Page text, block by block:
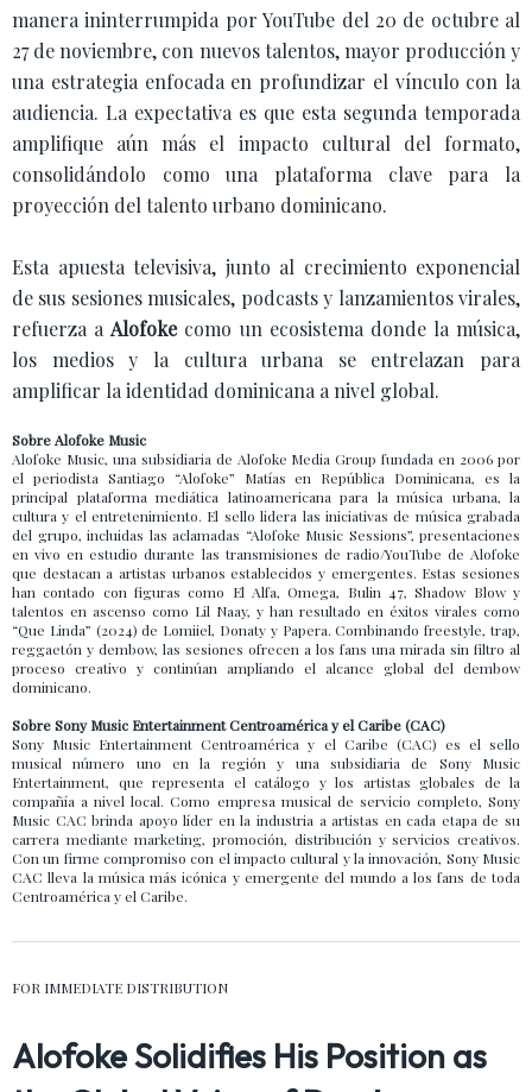
manera ininterrumpida por YouTube del 20 de octubre al
27 de noviembre, con nuevos talentos, mayor producción y
una estrategia enfocada en profundizar el vínculo con la
audiencia. La expectativa es que esta segunda temporada
amplifique aún más el impacto cultural del formato,
consolidándolo como una plataforma clave para la
proyección del talento urbano dominicano.
Esta apuesta televisiva, junto al crecimiento exponencial
de sus sesiones musicales, podcasts y lanzamientos virales,
refuerza aAlofokecomo un ecosistema donde la música,
los medios y la cultura urbana se entrelazan para
amplificar la identidad dominicana a nivel global.
Sobre Alofoke Music
Alofoke Music, una subsidiaria de Alofoke Media Group fundada en 2006 por
el periodista Santiago “Alofoke” Matías en República Dominicana, es la
principal plataforma mediática latinoamericana para la música urbana, la
cultura y el entretenimiento. El sello lidera las iniciativas de música grabada
del grupo, incluidas las aclamadas “Alofoke Music Sessions”, presentaciones
en vivo en estudio durante las transmisiones de radio/YouTube de Alofoke
que destacan a artistas urbanos establecidos y emergentes. Estas sesiones
han contado con figuras como El Alfa, Omega, Bulin 47, Shadow Blow y
talentos en ascenso como Lil Naay, y han resultado en éxitos virales como
“Que Linda” (2024) de Lomiiel, Donaty y Papera. Combinando freestyle, trap,
reggaetón y dembow, las sesiones ofrecen a los fans una mirada sin filtro al
proceso creativo y continúan ampliando el alcance global del dembow
dominicano.
Sobre Sony Music Entertainment Centroamérica y el Caribe (CAC)
Sony Music Entertainment Centroamérica y el Caribe (CAC) es el sello
musical número uno en la región y una subsidiaria de Sony Music
Entertainment, que representa el catálogo y los artistas globales de la
compañía a nivel local. Como empresa musical de servicio completo, Sony
Music CAC brinda apoyo líder en la industria a artistas en cada etapa de su
carrera mediante marketing, promoción, distribución y servicios creativos.
Con un firme compromiso con el impacto cultural y la innovación, Sony Music
CAC lleva la música más icónica y emergente del mundo a los fans de toda
Centroamérica y el Caribe.
FOR IMMEDIATE DISTRIBUTION
Alofoke Solidifies His Position as